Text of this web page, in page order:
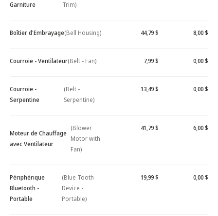
Garniture
Trim)
Boîtier d'Embrayage(Bell Housing) 44,79 $ 8,00 $
Courroie - Ventilateur(Belt - Fan) 7,99 $ 0,00 $
Courroie -
Serpentine
(Belt -
Serpentine)
13,49 $ 0,00 $
Moteur de Chauffage
avec Ventilateur
(Blower
Motor with
Fan)
41,79 $ 6,00 $
Périphérique
Bluetooth -
Portable
(Blue Tooth
Device -
Portable)
19,99 $ 0,00 $